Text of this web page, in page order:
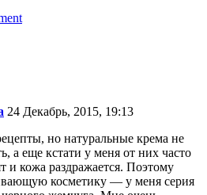
24 Декабрь, 2015, 19:13
но натуральные крема не
а еще кстати у меня от них часто
и кожа раздражается. Поэтому
косметику — у меня серия